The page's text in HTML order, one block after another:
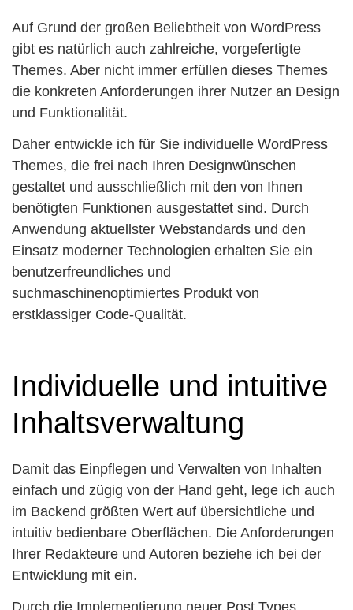
Auf Grund der großen Beliebtheit von WordPress
gibt es natürlich auch zahlreiche, vorgefertigte
Themes. Aber nicht immer erfüllen dieses Themes
die konkreten Anforderungen ihrer Nutzer an Design
und Funktionalität.
Daher entwickle ich für Sie individuelle WordPress
Themes, die frei nach Ihren Designwünschen
gestaltet und ausschließlich mit den von Ihnen
benötigten Funktionen ausgestattet sind. Durch
Anwendung aktuellster Webstandards und den
Einsatz moderner Technologien erhalten Sie ein
benutzerfreundliches und
suchmaschinenoptimiertes Produkt von
erstklassiger Code-Qualität.
Individuelle und intuitive
Inhaltsverwaltung
Damit das Einpflegen und Verwalten von Inhalten
einfach und zügig von der Hand geht, lege ich auch
im Backend größten Wert auf übersichtliche und
intuitiv bedienbare Oberflächen. Die Anforderungen
Ihrer Redakteure und Autoren beziehe ich bei der
Entwicklung mit ein.
Durch die Implementierung neuer Post Types